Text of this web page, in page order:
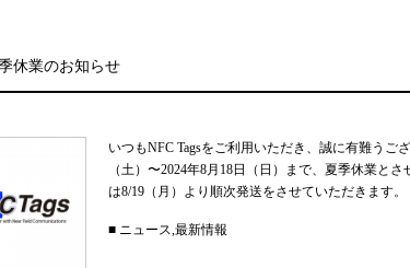
休業のお知らせ
いつもNFC Tagsをご利用いただき、誠に有難う
（土）〜2024年8月18日（日）まで、夏季休業と
は8/19（月）より順次発送をさせていただき
■ ニュース,最新情報